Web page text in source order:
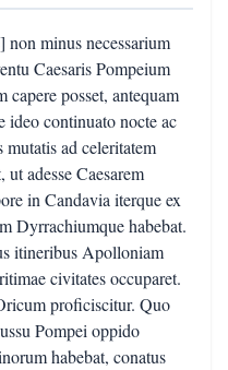
minus necessarium
Caesaris Pompeium
posset, antequam
ideo continuato nocte ac
ad celeritatem
adesse Caesarem
in Candavia iterque ex
Dyrrachiumque habebat.
itineribus Apolloniam
civitates occuparet.
proficiscitur. Quo
Pompei oppido
habebat, conatus